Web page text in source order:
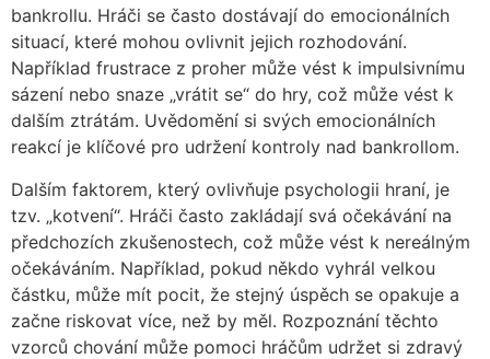
bankrollu. Hráči se často dostávají do emocionálních
situací, které mohou ovlivnit jejich rozhodování.
Například frustrace z proher může vést k impulsivnímu
sázení nebo snaze „vrátit se“ do hry, což může vést k
dalším ztrátám. Uvědomění si svých emocionálních
reakcí je klíčové pro udržení kontroly nad bankrollom.
Dalším faktorem, který ovlivňuje psychologii hraní, je
tzv. „kotvení“. Hráči často zakládají svá očekávání na
předchozích zkušenostech, což může vést k nereálným
očekáváním. Například, pokud někdo vyhrál velkou
částku, může mít pocit, že stejný úspěch se opakuje a
začne riskovat více, než by měl. Rozpoznání těchto
vzorců chování může pomoci hráčům udržet si zdravý